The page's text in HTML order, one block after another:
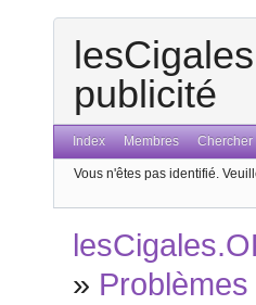
publicité
Index Membres Chercher
Vous n'êtes pas identifié.
» Problèmes